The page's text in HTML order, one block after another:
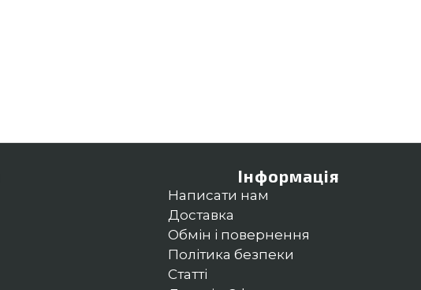
Інформація
Написати нам
Доставка
Обмін і повернення
Політика безпеки
Статті